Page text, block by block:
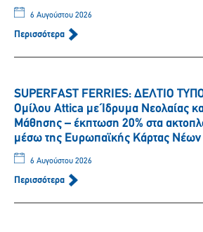
6 Αυγούστου 2026
Περισσότερα
SUPERFAST FERRIES: ΔΕΛΤΙΟ
Ομίλου Attica με Ίδρυμα Νεολαίας
Μάθησης – έκπτωση 20% στα
μέσω της Ευρωπαϊκής Κάρτας Νέων
6 Αυγούστου 2026
Περισσότερα